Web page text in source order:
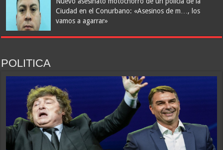
El Atlético de Madrid le puso fecha al regreso de Julián Álvarez a los
entrenamientos: cómo sigue la novela del mercado de pases europeo
Ciudad en el Conurbano: «Asesinos de m…, los
vamos a agarrar»
POLITICA